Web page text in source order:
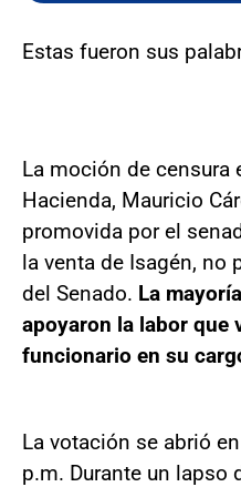
Estas fueron sus
La moción de
Hacienda, Mauricio
promovida por el
la venta de Isagén, no
del Senado. La
apoyaron la labor que
funcionario en su
La votación se abrió
p.m. Durante un lapso